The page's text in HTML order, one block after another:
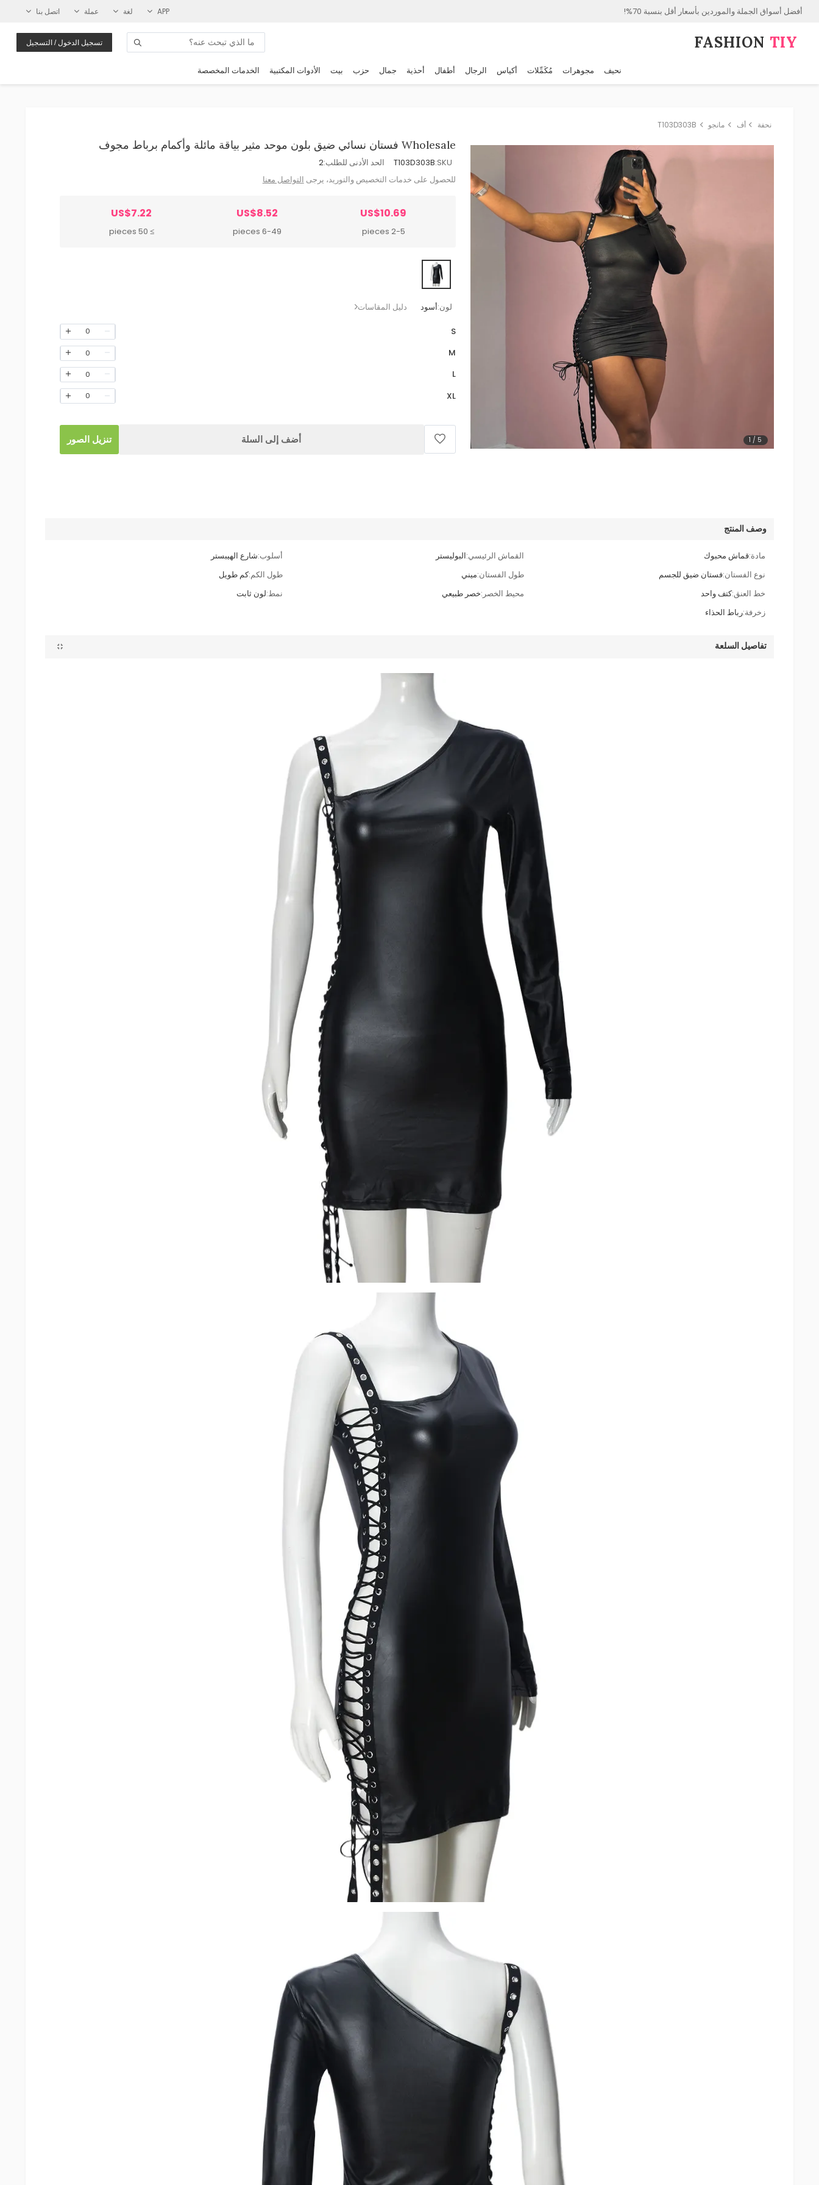
أفضل أسواق الجملة والموردين بأسعار أقل بنسبة 70%! APP لغة عملة اتصل بنا
FASHION⁠ TIY تسجيل الدخول / التسجيل
نحيف مجوهرات مُكَمِّلات أكياس الرجال أطفال أحذية جمال حزب بيت الأدوات المكتبية الخدمات المخصصة
نحفة أف مانجو T103D303B
1 / 5
Wholesale فستان نسائي ضيق بلون موحد مثير بياقة مائلة وأكمام برباط مجوف
SKU:
T103D303B الحد الأدنى للطلب:2
للحصول على خدمات التخصيص والتوريد، يرجى التواصل معنا
US$10.69
2-5 pieces
US$8.52
6-49 pieces
US$7.22
≥ 50 pieces
لون:أسود دليل المقاسات
S
0
M
0
L
0
XL
0
أضف إلى السلة تنزيل الصور
وصف المنتج
مادة:قماش محبوك القماش الرئيسي:البوليستر أسلوب:شارع الهيبستر
نوع الفستان:فستان ضيق للجسم طول الفستان:ميني طول الكم:كم طويل
خط العنق:كتف واحد محيط الخصر:خصر طبيعي نمط:لون ثابت
زخرفة:رباط الحذاء
تفاصيل السلعة